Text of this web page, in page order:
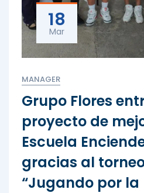
18
Mar
MANAGER
Grupo Flores
proyecto de
Escuela
gracias al
“Jugando por la